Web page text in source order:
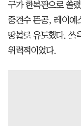
구가 한복판으로 쏠
중견수 뜬공, 레이예
땅볼로 유도했다. 쓰
위력적이었다.